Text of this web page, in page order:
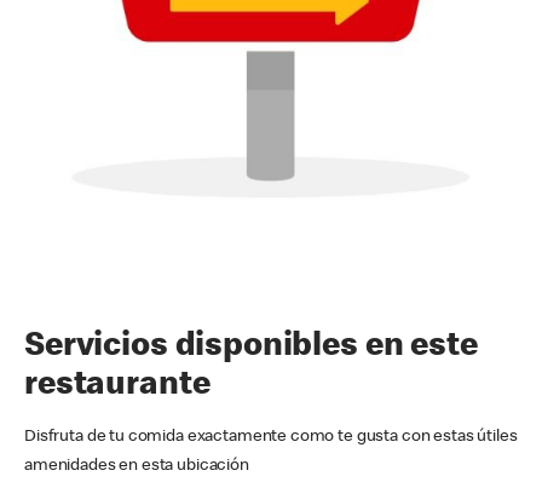
Servicios disponibles en este
restaurante
Disfruta de tu comida exactamente como te gusta con estas útiles
amenidades en esta ubicación